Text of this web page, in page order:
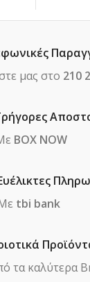
μας στο 210
BOX NOW
tbi bank
τα καλύτερα